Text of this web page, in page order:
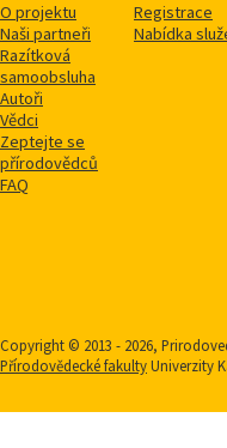
O projektu
Naši partneři
Razítková
samoobsluha
Autoři
Vědci
Zeptejte se
přírodovědců
FAQ
Registrace
Nabídka
Copyright © 2013 - 2026,
Přírodovědecké fakultyUniverzity